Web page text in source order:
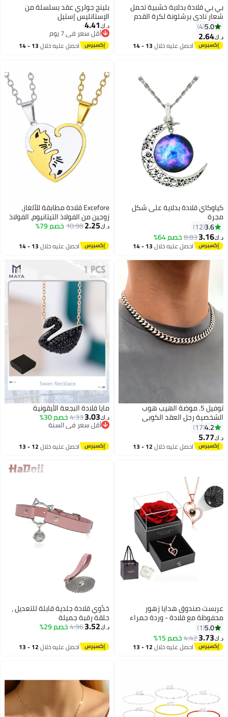
بي بي قلادة بدلاية خشبية تحمل
شعار نادي برشلونة لكرة القدم
5.0
4
د.ك‏2.64
احصل عليه خلال 13 - 14
بلينج جولري عقد بسلسلة من
الإستانليس إستيل
د.ك‏4.41
أقل سعر في 7 يوم
أقل سعر في 7 يوماحصل عليه خلال 13 - 14
كياوكاي قلادة بدلاية على شكل
مجرة
3.6
12
د.ك‏3.16
8.83خصم 64%
احصل عليه خلال 13 - 14
Excefore قلادة مطابقة للألغاز،
زوجين من الفولاذ التيتانيوم، الفولاذ
المقاوم للصدأ
د.ك‏2.25
10.98خصم 79%
احصل عليه خلال 13 - 14
توفيل 5. موضة الهيب هوب
الشخصية رجل العقد الكوبي
4.2
17
د.ك‏5.77
احصل عليه خلال 12 - 13
مايا قلادة البجعة الأيقونية
د.ك‏3.03
4.33خصم 30%
أقل سعر في السنة
أقل سعر في السنة
احصل عليه خلال 12 - 13
عربست صندوق هدايا زهور
محفوظة مع قلادة - وردة حمراء
دائمة مع قلادة "أحبك" للأم/الابنة/
الصديقة/الزوجة في ذكرى الزواج/
الزفاف/عيد الميلاد (أحمر)
5.0
1
د.ك‏3.73
4.42خصم 15%
احصل عليه خلال 12 - 13
حَدُوي قلادة جلدية قابلة للتعديل ،
حلقة رقبة جميلة
د.ك‏3.52
4.96خصم 29%
احصل عليه خلال 12 - 13